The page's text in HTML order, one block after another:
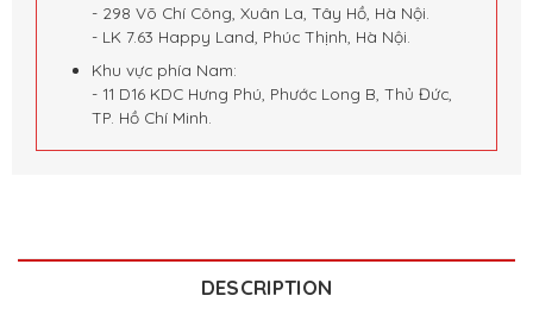
- 298 Võ Chí Công, Xuân La, Tây Hồ, Hà Nội.
- LK 7.63 Happy Land, Phúc Thịnh, Hà Nội.
Khu vực phía Nam:
- 11 D16 KDC Hưng Phú, Phước Long B, Thủ Đức,
TP. Hồ Chí Minh.
DESCRIPTION